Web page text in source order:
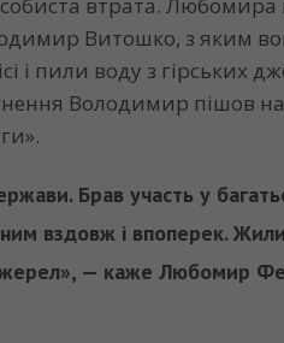
Витошко, з яким
і пили воду з гірських
Володимир пішов на
Брав участь у
вздовж і впоперек. Жили
— каже Любомир